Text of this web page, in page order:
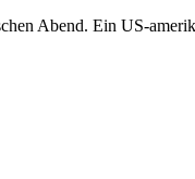
Abend. Ein US-